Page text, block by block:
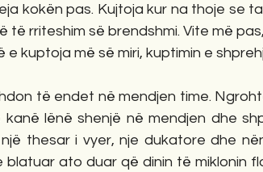
kokën pas. Kujtoja kur na thoje se
të rriteshim së brendshmi. Vite më
kuptoja më së miri, kuptimin e
të endet në mendjen time.
lënë shenjë në mendjen dhe
thesar i vyer, nje dukatore dhe
blatuar ato duar që dinin të miklonin